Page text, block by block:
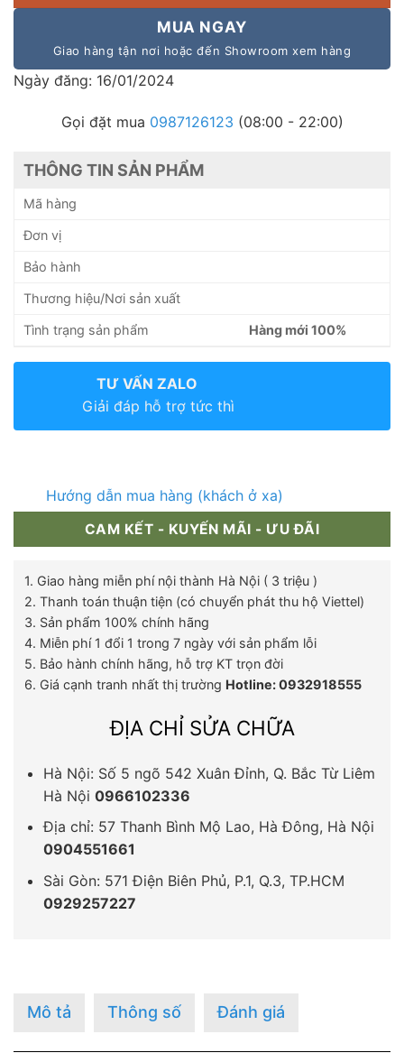
MUA NGAY
Giao hàng tận nơi hoặc đến Showroom xem hàng
Ngày đăng: 16/01/2024
Gọi đặt mua 0987126123 (08:00 - 22:00)
THÔNG TIN SẢN PHẨM
Mã hàng
Đơn vị
Bảo hành
Thương hiệu/Nơi sản xuất
Tình trạng sản phẩm Hàng mới 100%
TƯ VẤN ZALO
Giải đáp hỗ trợ tức thì
Hướng dẫn mua hàng (khách ở xa)
CAM KẾT - KUYẾN MÃI - ƯU ĐÃI
1. Giao hàng miễn phí nội thành Hà Nội ( 3 triệu )
2. Thanh toán thuận tiện (có chuyển phát thu hộ Viettel)
3. Sản phẩm 100% chính hãng
4. Miễn phí 1 đổi 1 trong 7 ngày với sản phẩm lỗi
5. Bảo hành chính hãng, hỗ trợ KT trọn đời
6. Giá cạnh tranh nhất thị trường Hotline: 0932918555
ĐỊA CHỈ SỬA CHỮA
Hà Nội: Số 5 ngõ 542 Xuân Đỉnh, Q. Bắc Từ Liêm
Hà Nội 0966102336
Địa chỉ: 57 Thanh Bình Mộ Lao, Hà Đông, Hà Nội
0904551661
Sài Gòn: 571 Điện Biên Phủ, P.1, Q.3, TP.HCM
0929257227
Mô tả Thông số Đánh giá